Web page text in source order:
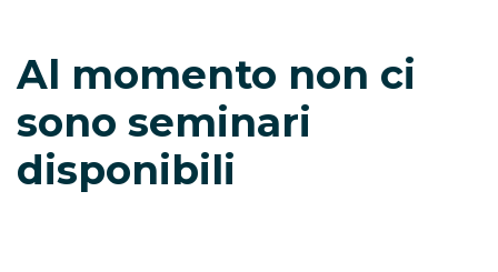
Al momento non ci
sono seminari
disponibili